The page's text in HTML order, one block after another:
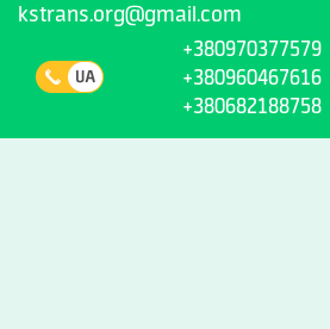
kstrans.org@gmail.com
+380970377579
+380960467616
+380682188758